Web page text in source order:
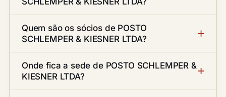
Quem são os sócios de POSTO
SCHLEMPER & KIESNER LTDA?
Onde fica a sede de POSTO SCHLEMPER &
KIESNER LTDA?